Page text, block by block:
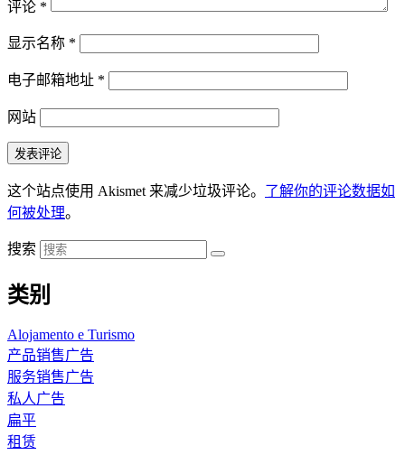
评论 *
显示名称 *
电子邮箱地址 *
网站
这个站点使用 Akismet 来减少垃圾评论。 了解你的评论数据如
何被处理。
搜索
类别
Alojamento e Turismo
产品销售广告
服务销售广告
私人广告
扁平
租赁